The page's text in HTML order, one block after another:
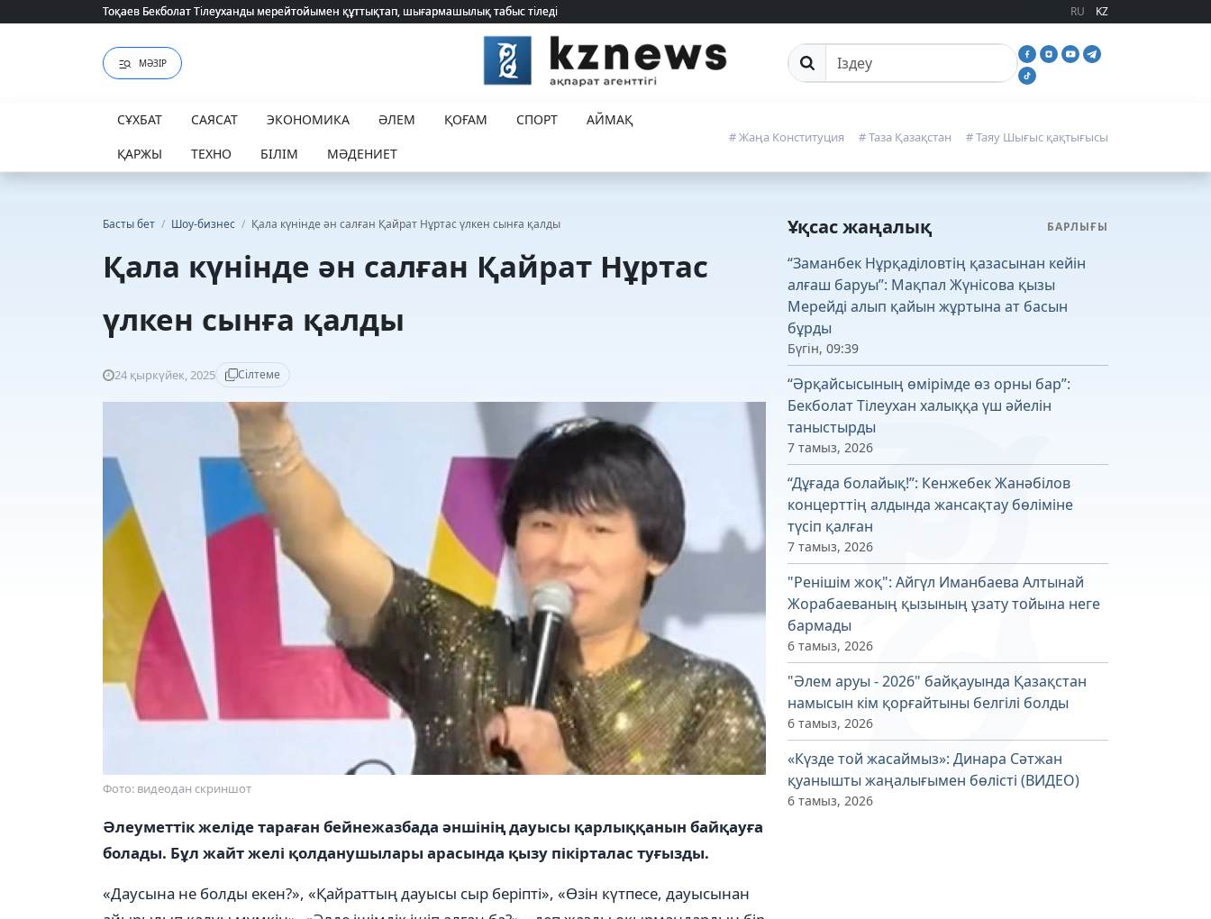
Тоқаев Бекболат Тілеуханды мерейтойымен құттықтап, шығармашылық табыс тіледі
Тоқаев Бекболат Тілеуханды мерейтойымен құттықтап, шығармашылық табыс тіледі RU KZ
МӘЗІР Сайттан іздеу
СҰХБАТ САЯСАТ ЭКОНОМИКА ӘЛЕМ ҚОҒАМ СПОРТ
АЙМАҚ
ҚАРЖЫ
ТЕХНО БІЛІМ МӘДЕНИЕТ
# Жаңа Конституция # Таза Қазақстан # Таяу Шығыс қақтығысы
Басты бет / Шоу-бизнес / Қала күнінде ән салған Қайрат Нұртас үлкен сынға қалды
Қала күнінде ән салған Қайрат Нұртас
үлкен сынға қалды
24 қыркүйек, 2025 Сілтеме
Фото: видеодан скриншот
Әлеуметтік желіде тараған бейнежазбада әншінің дауысы қарлыққанын байқауға
болады. Бұл жайт желі қолданушылары арасында қызу пікірталас туғызды.
«Даусына не болды екен?», «Қайраттың дауысы сыр беріпті», «Өзін күтпесе, дауысынан
Ұқсас жаңалық БАРЛЫҒЫ
“Заманбек Нұрқаділовтің қазасынан кейін
алғаш баруы”: Мақпал Жүнісова қызы
Мерейді алып қайын жұртына ат басын
бұрды
Бүгін, 09:39
“Әрқайсысының өмірімде өз орны бар”:
Бекболат Тілеухан халыққа үш әйелін
таныстырды
7 тамыз, 2026
“Дұғада болайық!”: Кенжебек Жанәбілов
концерттің алдында жансақтау бөліміне
түсіп қалған
7 тамыз, 2026
"Ренішім жоқ": Айгүл Иманбаева Алтынай
Жорабаеваның қызының ұзату тойына неге
бармады
6 тамыз, 2026
"Әлем аруы - 2026" байқауында Қазақстан
намысын кім қорғайтыны белгілі болды
6 тамыз, 2026
«Күзде той жасаймыз»: Динара Сәтжан
қуанышты жаңалығымен бөлісті (ВИДЕО)
6 тамыз, 2026